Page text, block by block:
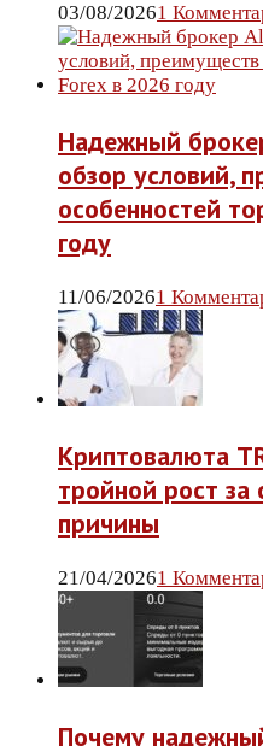
03/08/20261
Надежный
обзор условий,
особенностей
году
11/06/20261
Криптовалюта
тройной рост
причины
21/04/20261
Почему